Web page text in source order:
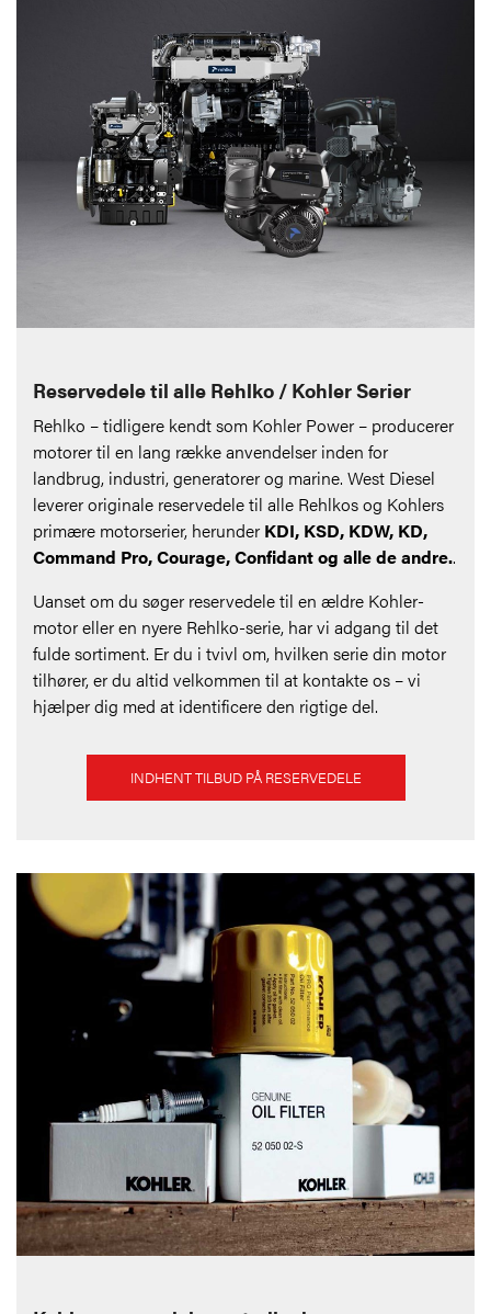
Reservedele til alle Rehlko / Kohler Serier
Rehlko – tidligere kendt som Kohler Power – producerer
motorer til en lang række anvendelser inden for
landbrug, industri, generatorer og marine. West Diesel
leverer originale reservedele til alle Rehlkos og Kohlers
primære motorserier, herunder KDI, KSD, KDW, KD,
Command Pro, Courage, Confidant og alle de andre..
Uanset om du søger reservedele til en ældre Kohler-
motor eller en nyere Rehlko-serie, har vi adgang til det
fulde sortiment. Er du i tvivl om, hvilken serie din motor
tilhører, er du altid velkommen til at kontakte os – vi
hjælper dig med at identificere den rigtige del.
INDHENT TILBUD PÅ RESERVEDELE